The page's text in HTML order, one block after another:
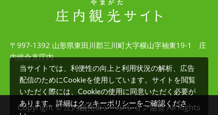
〒997-1392 山形県東田川郡三川町大字横山字袖東19-1 庄
内総合支庁内
Copyright © 庄内観光コンベンション協会 All Rights
当サイトでは、利便性の向上と利用状況の解析、広告
配信のためにCookieを使用しています。サイトを閲覧
いただく際には、Cookieの使用に同意いただく必要が
あります。詳細はクッキーポリシーをご確認くださ